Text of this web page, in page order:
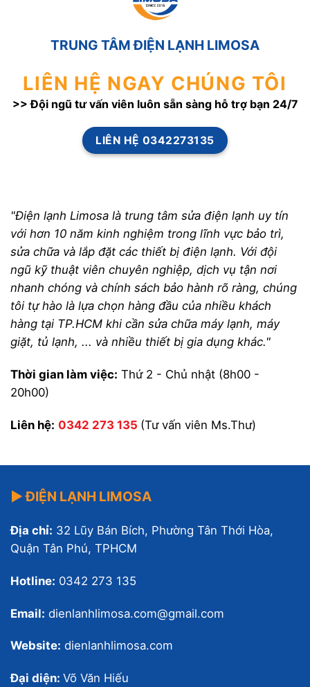
TRUNG TÂM ĐIỆN LẠNH LIMOSA
LIÊN HỆ NGAY CHÚNG TÔI
>> Đội ngũ tư vấn viên luôn sẵn sàng hỗ trợ bạn 24/7
LIÊN HỆ 0342273135
"Điện lạnh Limosa là trung tâm sửa điện lạnh uy tín
với hơn 10 năm kinh nghiệm trong lĩnh vực bảo trì,
sửa chữa và lắp đặt các thiết bị điện lạnh. Với đội
ngũ kỹ thuật viên chuyên nghiệp, dịch vụ tận nơi
nhanh chóng và chính sách bảo hành rõ ràng, chúng
tôi tự hào là lựa chọn hàng đầu của nhiều khách
hàng tại TP.HCM khi cần sửa chữa máy lạnh, máy
giặt, tủ lạnh, ... và nhiều thiết bị gia dụng khác."
Thời gian làm việc: Thứ 2 - Chủ nhật (8h00 -
20h00)
Liên hệ: 0342 273 135 (Tư vấn viên Ms.Thư)
▶ ĐIỆN LẠNH LIMOSA
Địa chỉ: 32 Lũy Bán Bích, Phường Tân Thới Hòa,
Quận Tân Phú, TPHCM
Hotline: 0342 273 135
Email: dienlanhlimosa.com@gmail.com
Website: dienlanhlimosa.com
Đại diện: Võ Văn Hiếu